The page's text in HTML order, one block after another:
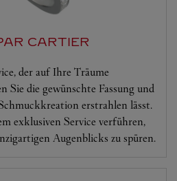
CARTIER
der auf Ihre Träume
Sie die gewünschte Fassung und
erstrahlen lässt.
exklusiven Service verführen,
Augenblicks zu spüren.